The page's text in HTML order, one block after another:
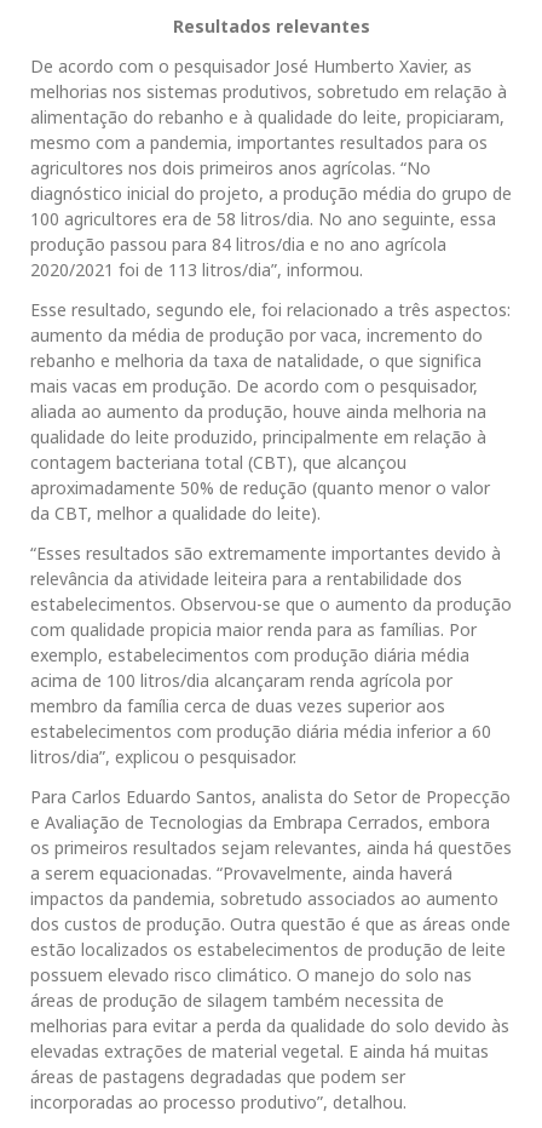
Resultados relevantes
De acordo com o pesquisador José Humberto Xavier, as
melhorias nos sistemas produtivos, sobretudo em relação à
alimentação do rebanho e à qualidade do leite, propiciaram,
mesmo com a pandemia, importantes resultados para os
agricultores nos dois primeiros anos agrícolas. “No
diagnóstico inicial do projeto, a produção média do grupo de
100 agricultores era de 58 litros/dia. No ano seguinte, essa
produção passou para 84 litros/dia e no ano agrícola
2020/2021 foi de 113 litros/dia”, informou.
Esse resultado, segundo ele, foi relacionado a três aspectos:
aumento da média de produção por vaca, incremento do
rebanho e melhoria da taxa de natalidade, o que significa
mais vacas em produção. De acordo com o pesquisador,
aliada ao aumento da produção, houve ainda melhoria na
qualidade do leite produzido, principalmente em relação à
contagem bacteriana total (CBT), que alcançou
aproximadamente 50% de redução (quanto menor o valor
da CBT, melhor a qualidade do leite).
“Esses resultados são extremamente importantes devido à
relevância da atividade leiteira para a rentabilidade dos
estabelecimentos. Observou-se que o aumento da produção
com qualidade propicia maior renda para as famílias. Por
exemplo, estabelecimentos com produção diária média
acima de 100 litros/dia alcançaram renda agrícola por
membro da família cerca de duas vezes superior aos
estabelecimentos com produção diária média inferior a 60
litros/dia”, explicou o pesquisador.
Para Carlos Eduardo Santos, analista do Setor de Propecção
e Avaliação de Tecnologias da Embrapa Cerrados, embora
os primeiros resultados sejam relevantes, ainda há questões
a serem equacionadas. “Provavelmente, ainda haverá
impactos da pandemia, sobretudo associados ao aumento
dos custos de produção. Outra questão é que as áreas onde
estão localizados os estabelecimentos de produção de leite
possuem elevado risco climático. O manejo do solo nas
áreas de produção de silagem também necessita de
melhorias para evitar a perda da qualidade do solo devido às
elevadas extrações de material vegetal. E ainda há muitas
áreas de pastagens degradadas que podem ser
incorporadas ao processo produtivo”, detalhou.